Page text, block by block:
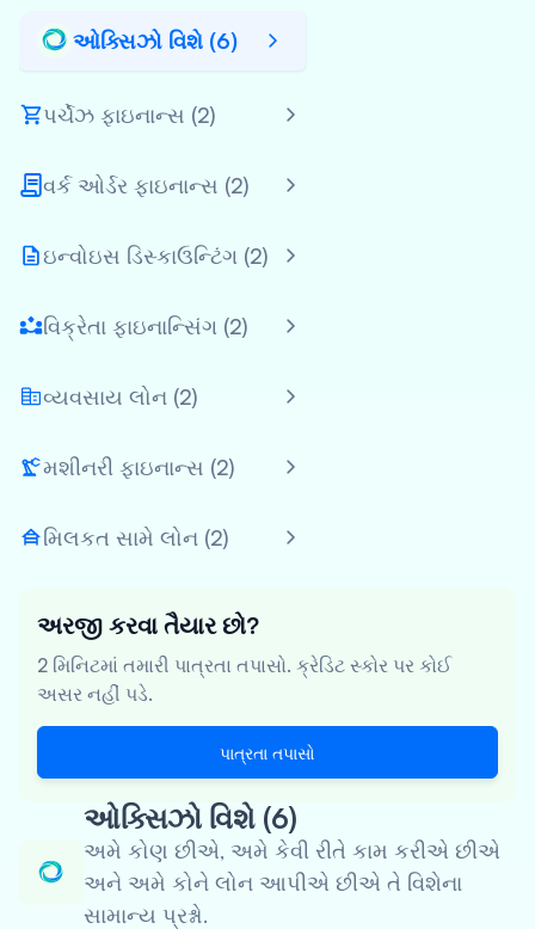
ઓક્સિઝો વિશે (6)
પર્ચેઝ ફાઇનાન્સ (2)
વર્ક ઓર્ડર ફાઇનાન્સ (2)
ઇન્વોઇસ ડિસ્કાઉન્ટિંગ (2)
વિક્રેતા ફાઇનાન્સિંગ (2)
વ્યવસાય લોન (2)
મશીનરી ફાઇનાન્સ (2)
મિલકત સામે લોન (2)
અરજી કરવા તૈયાર છો?
2 મિનિટમાં તમારી પાત્રતા તપાસો. ક્રેડિટ સ્કોર પર કોઈ
અસર નહીં પડે.
પાત્રતા તપાસો
ઓક્સિઝો વિશે (6)
અમે કોણ છીએ, અમે કેવી રીતે કામ કરીએ છીએ
અને અમે કોને લોન આપીએ છીએ તે વિશેના
સામાન્ય પ્રશ્નો.